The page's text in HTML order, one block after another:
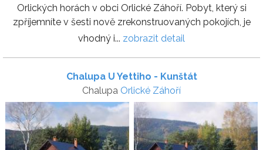
Orlických horách v obci Orlické Záhoří. Pobyt, který si
zpříjemníte v šesti nově zrekonstruovaných pokojích, je
vhodný i... zobrazit detail
Chalupa U Yettiho - Kunštát
Chalupa Orlické Záhoří